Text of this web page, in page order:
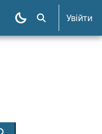
Пошук курсів
Увійти